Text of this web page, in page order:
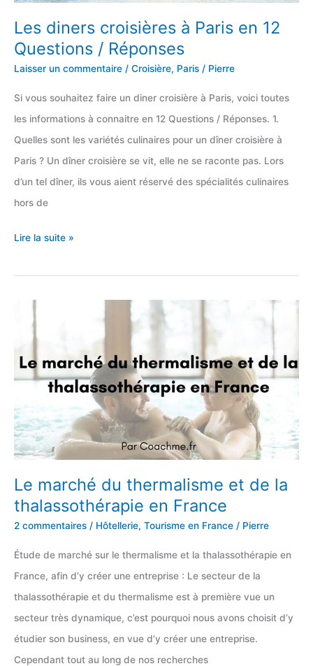
Les diners croisières à Paris en 12
Questions / Réponses
Laisser un commentaire / Croisière, Paris / Pierre
Si vous souhaitez faire un diner croisière à Paris, voici toutes
les informations à connaitre en 12 Questions / Réponses. 1.
Quelles sont les variétés culinaires pour un dîner croisière à
Paris ? Un dîner croisière se vit, elle ne se raconte pas. Lors
d’un tel dîner, ils vous aient réservé des spécialités culinaires
hors de
Les
croisières
Paris
12
Questions
Réponses
Lire la suite »
Le marché du thermalisme et de la
thalassothérapie en France
2 commentaires / Hôtellerie, Tourisme en France / Pierre
Étude de marché sur le thermalisme et la thalassothérapie en
France, afin d’y créer une entreprise : Le secteur de la
thalassothérapie et du thermalisme est à première vue un
secteur très dynamique, c’est pourquoi nous avons choisit d’y
étudier son business, en vue d’y créer une entreprise.
Cependant tout au long de nos recherches